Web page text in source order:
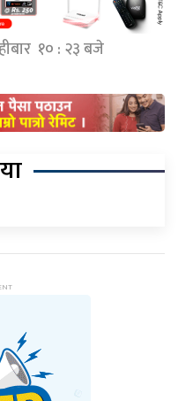
१० : २३ बजे